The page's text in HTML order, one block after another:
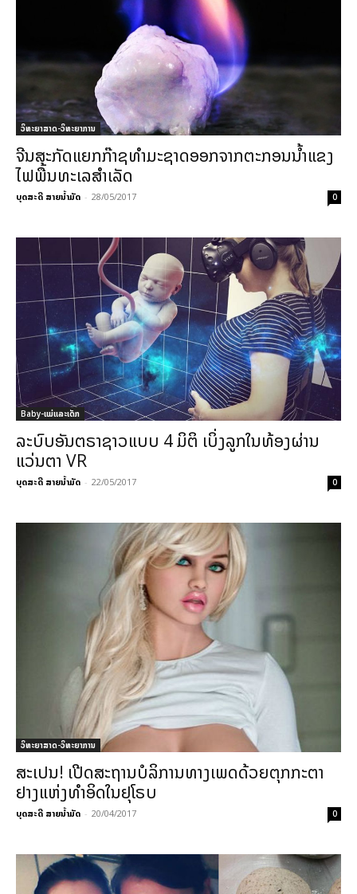
ວິທະຍາສາດ-ວິທະຍາການ
ຈີນສະກັດແຍກກ໊າຊທຳມະຊາດອອກຈາກຕະກອນນ້ຳແຂງ
ໄຟພື້ນທະເລສຳເລັດ
ບຸດສະດີ ສາຍນ້ຳມັດ - 28/05/2017 0
Baby-ແມ່ແລະເດັກ
ລະບົບອັນຕຣາຊາວແບບ 4 ມິຕິ ເບິ່ງລູກໃນທ້ອງຜ່ານ
ແວ່ນຕາ VR
ບຸດສະດີ ສາຍນ້ຳມັດ - 22/05/2017 0
ວິທະຍາສາດ-ວິທະຍາການ
ສະເປນ! ເປີດສະຖານບໍລິການທາງເພດດ້ວຍຕຸກກະຕາ
ຢາງແຫ່ງທຳອິດໃນຢຸໂຣບ
ບຸດສະດີ ສາຍນ້ຳມັດ - 20/04/2017 0